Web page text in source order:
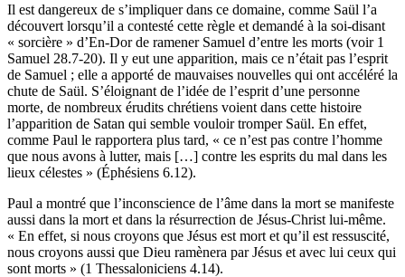
Il est dangereux de s’impliquer dans ce domaine, comme Saül l’a
découvert lorsqu’il a contesté cette règle et demandé à la soi-disant
« sorcière » d’En-Dor de ramener Samuel d’entre les morts (voir 1
Samuel 28.7-20). Il y eut une apparition, mais ce n’était pas l’esprit
de Samuel ; elle a apporté de mauvaises nouvelles qui ont accéléré la
chute de Saül. S’éloignant de l’idée de l’esprit d’une personne
morte, de nombreux érudits chrétiens voient dans cette histoire
l’apparition de Satan qui semble vouloir tromper Saül. En effet,
comme Paul le rapportera plus tard, « ce n’est pas contre l’homme
que nous avons à lutter, mais […] contre les esprits du mal dans les
lieux célestes » (Éphésiens 6.12).
Paul a montré que l’inconscience de l’âme dans la mort se manifeste
aussi dans la mort et dans la résurrection de Jésus-Christ lui-même.
« En effet, si nous croyons que Jésus est mort et qu’il est ressuscité,
nous croyons aussi que Dieu ramènera par Jésus et avec lui ceux qui
sont morts » (1 Thessaloniciens 4.14).